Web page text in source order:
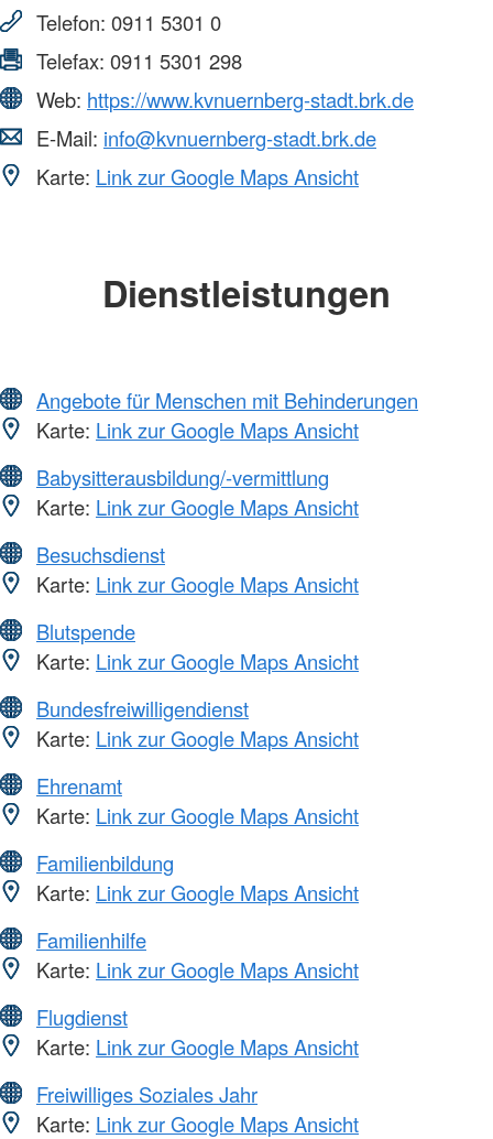
Telefon: 0911 5301 0
Telefax: 0911 5301 298
Web: https://www.kvnuernberg-stadt.brk.de
E-Mail: info@kvnuernberg-stadt.brk.de
Karte: Link zur Google Maps Ansicht
Dienstleistungen
Angebote für Menschen mit Behinderungen
Karte: Link zur Google Maps Ansicht
Babysitterausbildung/-vermittlung
Karte: Link zur Google Maps Ansicht
Besuchsdienst
Karte: Link zur Google Maps Ansicht
Blutspende
Karte: Link zur Google Maps Ansicht
Bundesfreiwilligendienst
Karte: Link zur Google Maps Ansicht
Ehrenamt
Karte: Link zur Google Maps Ansicht
Familienbildung
Karte: Link zur Google Maps Ansicht
Familienhilfe
Karte: Link zur Google Maps Ansicht
Flugdienst
Karte: Link zur Google Maps Ansicht
Freiwilliges Soziales Jahr
Karte: Link zur Google Maps Ansicht